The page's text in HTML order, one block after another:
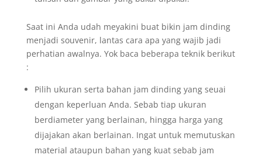
Saat ini Anda udah meyakini buat bikin jam dinding
menjadi souvenir, lantas cara apa yang wajib jadi
perhatian awalnya. Yok baca beberapa teknik berikut
:
Pilih ukuran serta bahan jam dinding yang seuai
dengan keperluan Anda. Sebab tiap ukuran
berdiameter yang berlainan, hingga harga yang
dijajakan akan berlainan. Ingat untuk memutuskan
material ataupun bahan yang kuat sebab jam